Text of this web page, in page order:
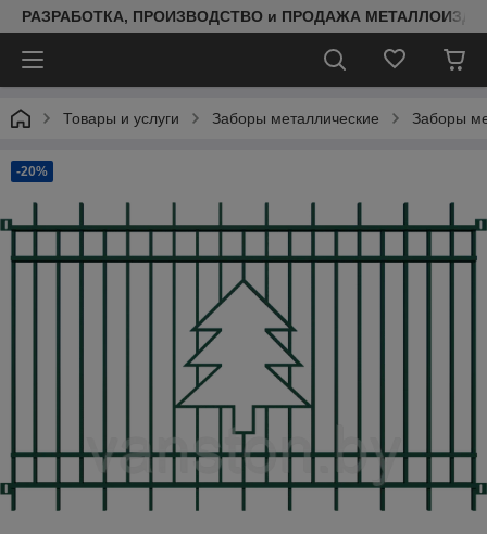
РАЗРАБОТКА, ПРОИЗВОДСТВО и ПРОДАЖА
Товары и услуги Заборы металлические Заборы
-20%